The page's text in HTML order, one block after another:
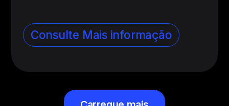
Consulte Mais informação